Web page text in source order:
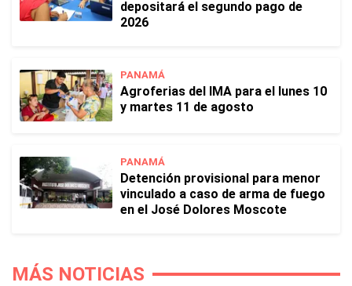
depositará el segundo pago de
2026
PANAMÁ
Agroferias del IMA para el lunes 10
y martes 11 de agosto
PANAMÁ
Detención provisional para menor
vinculado a caso de arma de fuego
en el José Dolores Moscote
MÁS NOTICIAS